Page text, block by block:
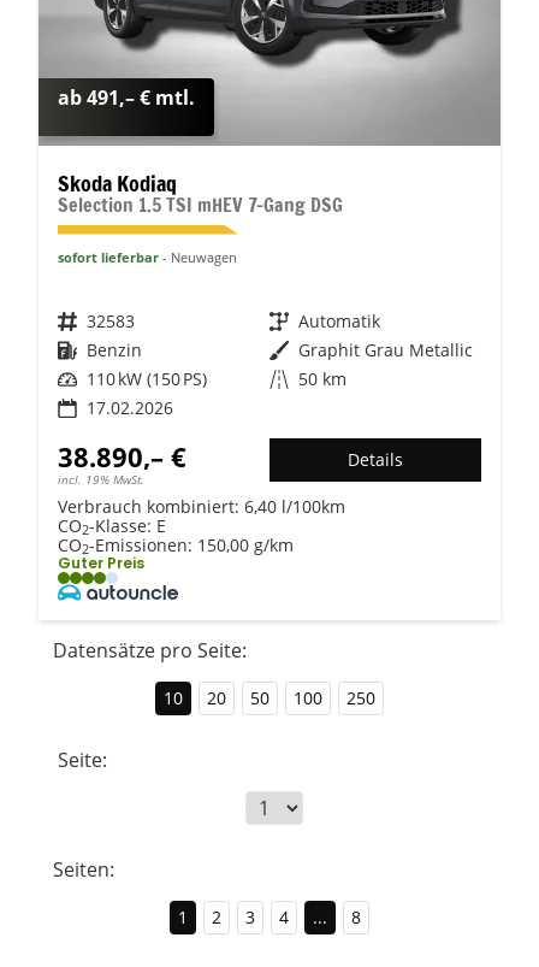
ab 491,– € mtl.
Skoda Kodiaq
Selection 1.5 TSI mHEV 7-Gang DSG
sofort lieferbar Neuwagen
Fahrzeugnr. 32583 Getriebe Automatik
Kraftstoff Benzin Außenfarbe Graphit Grau Metallic
Leistung 110 kW (150 PS) Kilometerstand 50 km
17.02.2026
38.890,– €
incl. 19% MwSt.
Details
Verbrauch kombiniert: 6,40 l/100km
CO2-Klasse: E
CO2-Emissionen: 150,00 g/km
Guter Preis
Datensätze pro Seite:
10 20 50 100 250
Seite:
Seiten:
1 2 3 4 ... 8